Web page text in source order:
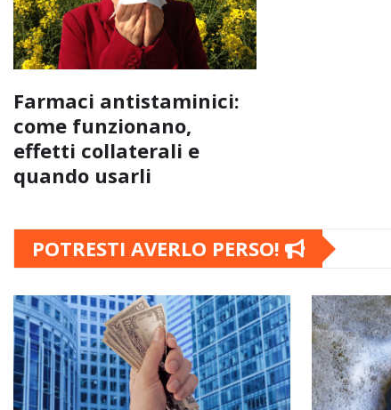
Farmaci antistaminici:
come funzionano,
effetti collaterali e
quando usarli
POTRESTI AVERLO PERSO!